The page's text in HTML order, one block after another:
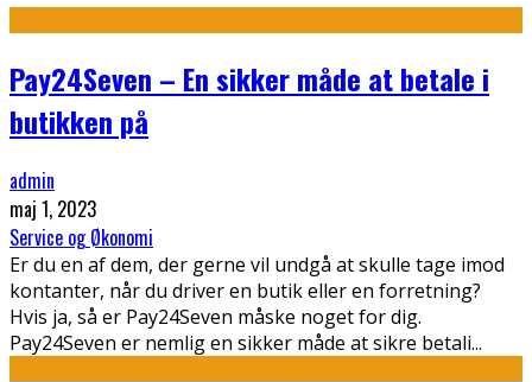
Pay24Seven – En sikker måde at betale i
butikken på
admin
maj 1, 2023
Service og Økonomi
Er du en af dem, der gerne vil undgå at skulle tage imod
kontanter, når du driver en butik eller en forretning?
Hvis ja, så er Pay24Seven måske noget for dig.
Pay24Seven er nemlig en sikker måde at sikre betali...